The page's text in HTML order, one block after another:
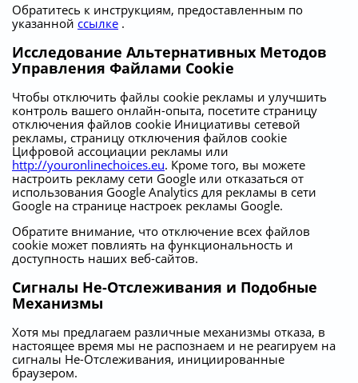
Обратитесь к инструкциям, предоставленным по
указанной ссылке .
Исследование Альтернативных Методов
Управления Файлами Cookie
Чтобы отключить файлы cookie рекламы и улучшить
контроль вашего онлайн-опыта, посетите страницу
отключения файлов cookie Инициативы сетевой
рекламы, страницу отключения файлов cookie
Цифровой ассоциации рекламы или
http://youronlinechoices.eu. Кроме того, вы можете
настроить рекламу сети Google или отказаться от
использования Google Analytics для рекламы в сети
Google на странице настроек рекламы Google.
Обратите внимание, что отключение всех файлов
cookie может повлиять на функциональность и
доступность наших веб-сайтов.
Сигналы Не-Отслеживания и Подобные
Механизмы
Хотя мы предлагаем различные механизмы отказа, в
настоящее время мы не распознаем и не реагируем на
сигналы Не-Отслеживания, инициированные
браузером.